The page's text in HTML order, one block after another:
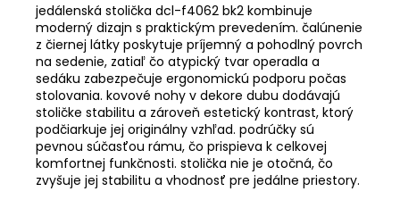
jedálenská stolička dcl-f4062 bk2 kombinuje
moderný dizajn s praktickým prevedením. čalúnenie
z čiernej látky poskytuje príjemný a pohodlný povrch
na sedenie, zatiaľ čo atypický tvar operadla a
sedáku zabezpečuje ergonomickú podporu počas
stolovania. kovové nohy v dekore dubu dodávajú
stoličke stabilitu a zároveň estetický kontrast, ktorý
podčiarkuje jej originálny vzhľad. podrúčky sú
pevnou súčasťou rámu, čo prispieva k celkovej
komfortnej funkčnosti. stolička nie je otočná, čo
zvyšuje jej stabilitu a vhodnosť pre jedálne priestory.